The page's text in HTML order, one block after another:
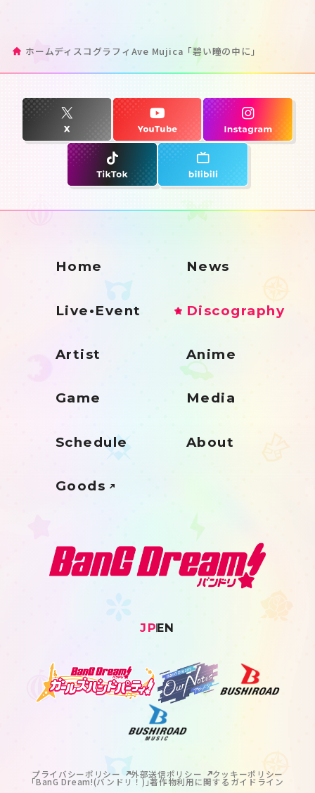
ホームディスコグラフィ Ave Mujica「碧い瞳の中に」
Home News
Live•Event Discography
Artist Anime
Game Media
Schedule About
Goods
JPEN
プライバシーポリシー 外部送信ポリシー クッキーポリシー
｢BanG Dream!(バンドリ！)｣著作物利用に関するガイドライン